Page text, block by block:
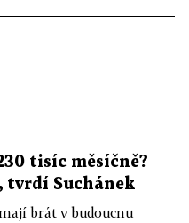
tisíc měsíčně?
tvrdí Suchánek
brát v budoucnu